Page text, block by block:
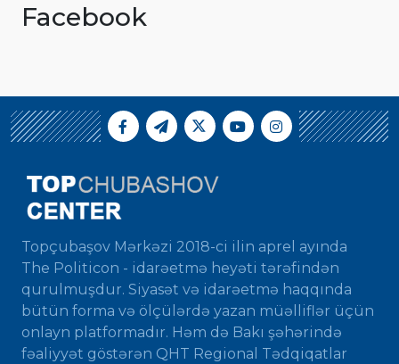
Facebook
Topçubaşov Mərkəzi 2018-ci ilin aprel ayında
The Politicon - idarəetmə heyəti tərəfindən
qurulmuşdur. Siyasət və idarəetmə haqqında
bütün forma və ölçülərdə yazan müəlliflər üçün
onlayn platformadır. Həm də Bakı şəhərində
fəaliyyət göstərən QHT Regional Tədqiqatlar